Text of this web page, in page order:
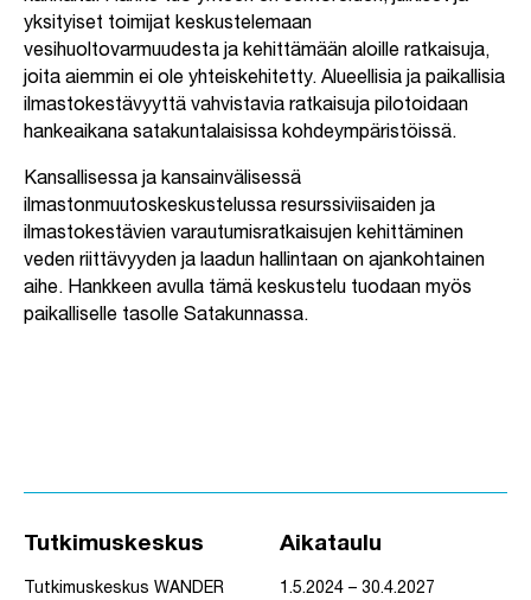
yksityiset toimijat keskustelemaan
vesihuoltovarmuudesta ja kehittämään aloille ratkaisuja,
joita aiemmin ei ole yhteiskehitetty. Alueellisia ja paikallisia
ilmastokestävyyttä vahvistavia ratkaisuja pilotoidaan
hankeaikana satakuntalaisissa kohdeympäristöissä.
Kansallisessa ja kansainvälisessä
ilmastonmuutoskeskustelussa resurssiviisaiden ja
ilmastokestävien varautumisratkaisujen kehittäminen
veden riittävyyden ja laadun hallintaan on ajankohtainen
aihe. Hankkeen avulla tämä keskustelu tuodaan myös
paikalliselle tasolle Satakunnassa.
Tutkimuskeskus
Tutkimuskeskus WANDER
Aikataulu
1.5.2024 – 30.4.2027